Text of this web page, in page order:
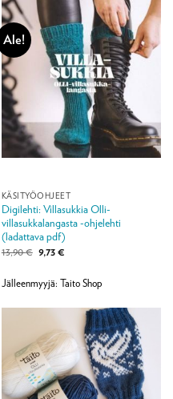
Ale!
KÄSITYÖOHJEET
Digilehti: Villasukkia Olli-
villasukkalangasta -ohjelehti
(ladattava pdf)
13,90€ Alkuperäinen
hinta
13,90 €.
9,73€Nykyinen
9,73 €.
Jälleenmyyjä: Taito Shop